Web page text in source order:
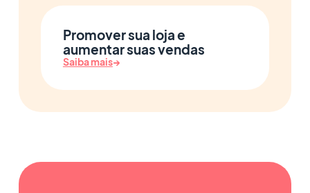
Promover sua loja e
aumentar suas vendas
Saiba mais→